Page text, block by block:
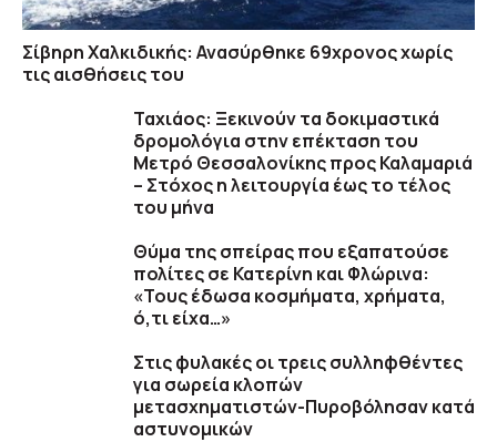
Σίβηρη Χαλκιδικής: Ανασύρθηκε 69χρονος χωρίς
τις αισθήσεις του
Ταχιάος: Ξεκινούν τα δοκιμαστικά
δρομολόγια στην επέκταση του
Μετρό Θεσσαλονίκης προς Καλαμαριά
– Στόχος η λειτουργία έως το τέλος
του μήνα
Θύμα της σπείρας που εξαπατούσε
πολίτες σε Κατερίνη και Φλώρινα:
«Τους έδωσα κοσμήματα, χρήματα,
ό,τι είχα…»
Στις φυλακές οι τρεις συλληφθέντες
για σωρεία κλοπών
μετασχηματιστών-Πυροβόλησαν κατά
αστυνομικών